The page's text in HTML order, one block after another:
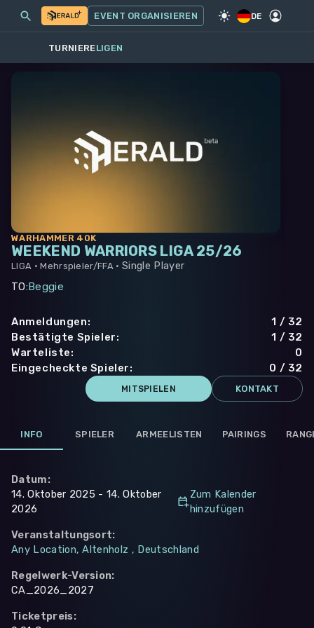
SPIEL·WARHAMMER 40K
MEINE EVENTS MEHR
EVENT ORGANISIEREN DE
TURNIERELIGEN
WARHAMMER 40K
WEEKEND WARRIORS LIGA 25/26
LIGA •Mehrspieler/FFA •Single Player
TO:Beggie
Anmeldungen:
1 / 32
Bestätigte Spieler:
1 / 32
Warteliste:
0
Eingecheckte Spieler: 0 / 32
MITSPIELEN KONTAKT
INFO SPIELER ARMEELISTEN PAIRINGS
Datum:
14. Oktober 2025 - 14. Oktober
2026
Zum Kalender
hinzufügen
Veranstaltungsort:
Any Location, Altenholz , Deutschland
Regelwerk-Version:
CA_2026_2027
Ticketpreis: